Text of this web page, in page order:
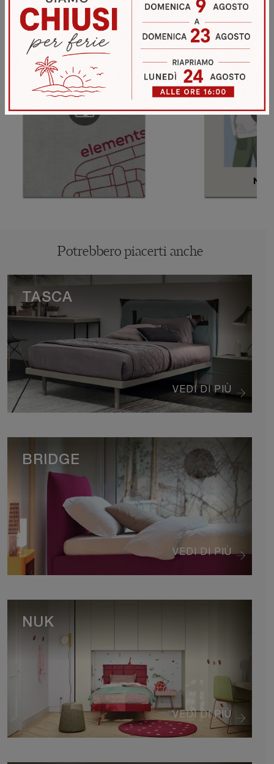
Potrebbero piacerti anche
VEDI DI PIÙ
TASCA
VEDI DI PIÙ
BRIDGE
VEDI DI PIÙ
NUK